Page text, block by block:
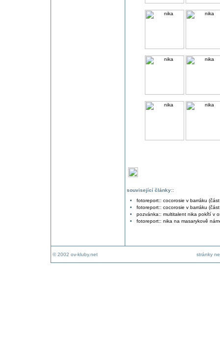
související články::
fotoreport:: cocorosie v barráku
fotoreport:: cocorosie v barráku
pozvánka:: multitalent nika pokřtí v
fotoreport:: nika na masarykově
© 2002 ov-kluby.net stránky